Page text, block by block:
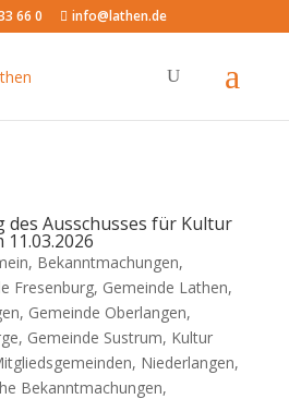
66 0 info@lathen.de
des Ausschusses für Kultur
, Bekanntmachungen,
Fresenburg, Gemeinde Lathen,
, Gemeinde Oberlangen,
, Gemeinde Sustrum, Kultur
, Niederlangen,
Bekanntmachungen,